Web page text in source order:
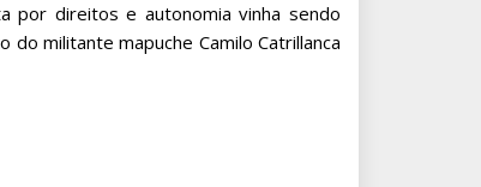
por direitos e autonomia vinha sendo
militante mapuche Camilo Catrillanca